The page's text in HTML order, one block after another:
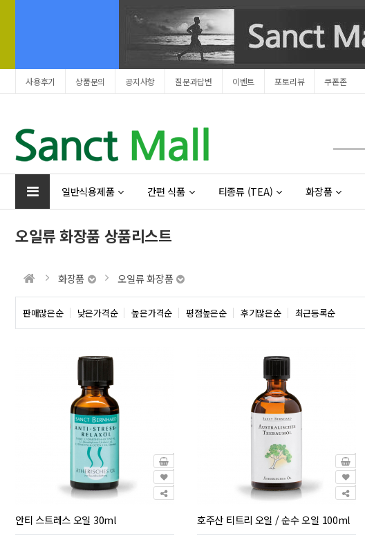
사용후기 상품문의 공지사항 질문과답변 이벤트 포토리뷰 쿠폰존
일반식용제품 간편 식품 티종류 (TEA) 화장품
오일류 화장품 상품리스트
화장품 오일류 화장품
판매많은순 낮은가격순 높은가격순 평점높은순 후기많은순 최근등록순
안티 스트레스 오일 30ml 호주산 티트리 오일 / 순수 오일 100ml